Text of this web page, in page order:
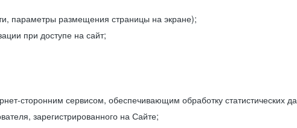
параметры размещения страницы на экране);
при доступе на сайт;
сторонним сервисом, обеспечивающим обработку статистических
зарегистрированного на Сайте;